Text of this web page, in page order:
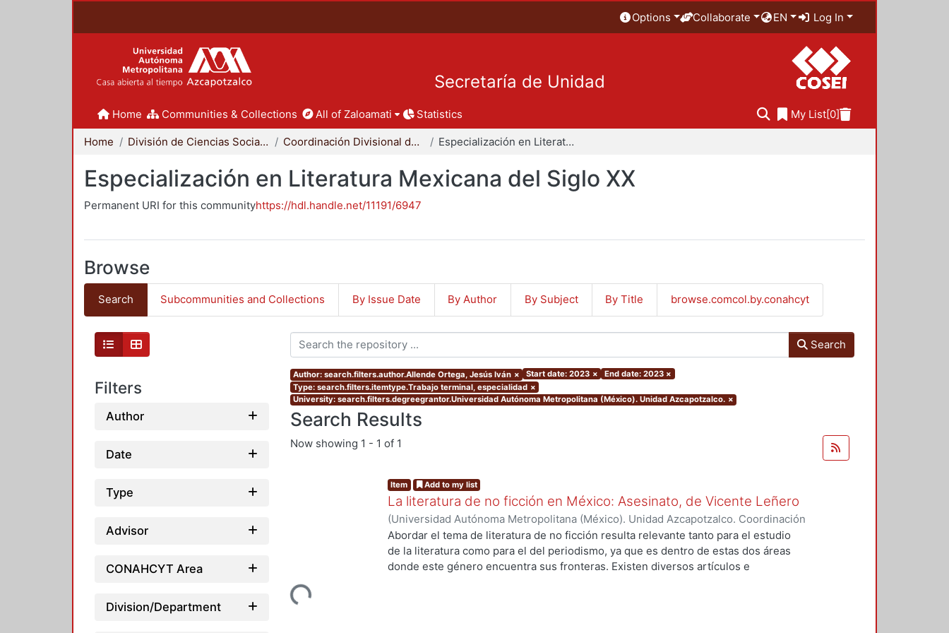
Options Collaborate EN Log In
Secretaría de Unidad
Home Communities & Collections All of Zaloamati Statistics My List[0]
Home División de Ciencias Sociales y Humanidades Coordinación Divisional de Posgrado Especialización en Literatura Mexicana del Siglo XX
Especialización en Literatura Mexicana del Siglo XX
Permanent URI for this communityhttps://hdl.handle.net/11191/6947
Browse
Search Subcommunities and Collections By Issue Date By Author By Subject By Title browse.comcol.by.conahcyt
Filters
Author
Date
Type
Advisor
CONAHCYT Area
Division/Department
Search
Author: search.filters.author.Allende Ortega, Jesús Iván × Start date: 2023 × End date: 2023 ×
Type: search.filters.itemtype.Trabajo terminal, especialidad ×
University: search.filters.degreegrantor.Universidad Autónoma Metropolitana (México). Unidad Azcapotzalco. ×
Search Results
Now showing 1 - 1 of 1
Loading...
Item Add to my list
La literatura de no ficción en México: Asesinato, de Vicente Leñero
(Universidad Autónoma Metropolitana (México). Unidad Azcapotzalco. Coordinación
de Servicios de Información.,2023-10)Allende Ortega, Jesús Iván
Abordar el tema de literatura de no ficción resulta relevante tanto para el estudio
de la literatura como para el del periodismo, ya que es dentro de estas dos áreas
donde este género encuentra sus fronteras. Existen diversos artículos e